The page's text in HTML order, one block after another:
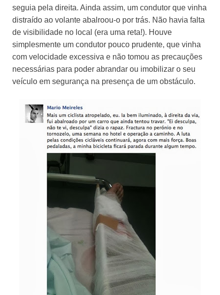
seguia pela direita. Ainda assim, um condutor que vinha
distraído ao volante abalroou-o por trás. Não havia falta
de visibilidade no local (era uma reta!). Houve
simplesmente um condutor pouco prudente, que vinha
com velocidade excessiva e não tomou as precauções
necessárias para poder abrandar ou imobilizar o seu
veículo em segurança na presença de um obstáculo.